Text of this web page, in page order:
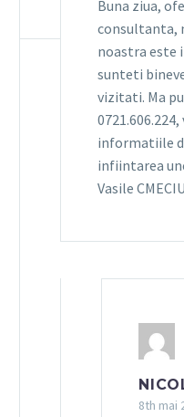
Vindem
lavanda
soiul
lemnificati,
medie
(incluzand
este de 30-
centimetri.
cultura din
lavanda ?
Semintele
o
eficienta
infiintara
culturi.
riscurile
lavandei.
22 sept. 2016
Buna ziua,
consultanta,
noastra este
sunteti
vizitati. Ma
informatiile
infiintarea
Vasile
8th mai